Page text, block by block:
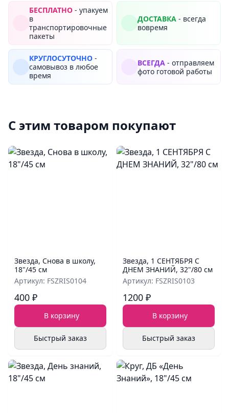
БЕСПЛАТНО - упакуем
в
транспортировочные
пакеты
ДОСТАВКА - всегда
вовремя
КРУГЛОСУТОЧНО -
самовывоз в любое
время
ВСЕГДА - отправляем
фото готовой работы
С этим товаром покупают
Звезда, Снова в школу,
18"/45 см
Артикул: FSZRIS0104
400 ₽
В корзину
Быстрый заказ
Звезда, 1 СЕНТЯБРЯ С
ДНЕМ ЗНАНИЙ, 32"/80 см
Артикул: FSZRIS0103
1200 ₽
В корзину
Быстрый заказ